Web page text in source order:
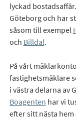
lyckad
Göteborg och har
såsom till exempel
och Billdal.
På vårt
fastighetsmäklare
i västra delarna av
Boagenten har vi
efter sitt nästa hem